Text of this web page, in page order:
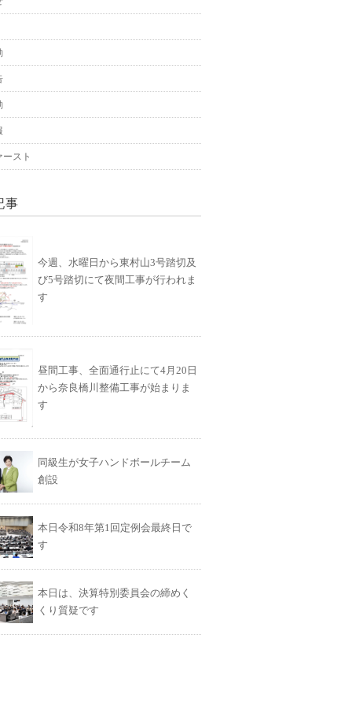
スト
事
今週、水曜日から東村山3号踏切及
び5号踏切にて夜間工事が行われま
す
昼間工事、全面通行止にて4月20日
から奈良橋川整備工事が始まりま
す
同級生が女子ハンドボールチーム
創設
本日令和8年第1回定例会最終日で
す
本日は、決算特別委員会の締めく
くり質疑です